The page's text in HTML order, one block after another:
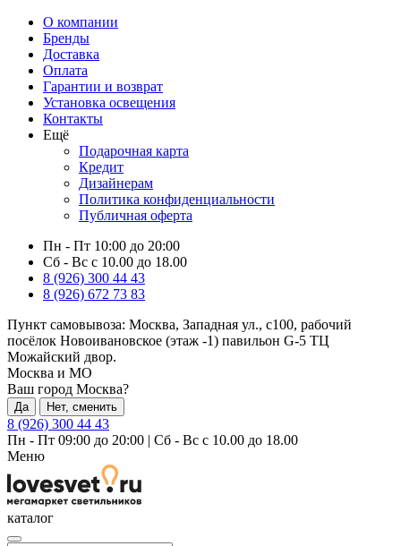
О компании
Бренды
Доставка
Оплата
Гарантии и возврат
Установка освещения
Контакты
Ещё
Подарочная карта
Кредит
Дизайнерам
Политика конфиденциальности
Публичная оферта
Пн - Пт 10:00 до 20:00
Сб - Вс с 10.00 до 18.00
8 (926) 300 44 43
8 (926) 672 73 83
Пункт самовывоза: Москва, Западная ул., с100, рабочий
посёлок Новоивановское (этаж -1) павильон G-5 ТЦ
Можайский двор.
Москва и МО
Ваш город Москва?
Да Нет, сменить
8 (926) 300 44 43
Пн - Пт 09:00 до 20:00 | Сб - Вс с 10.00 до 18.00
Меню
каталог